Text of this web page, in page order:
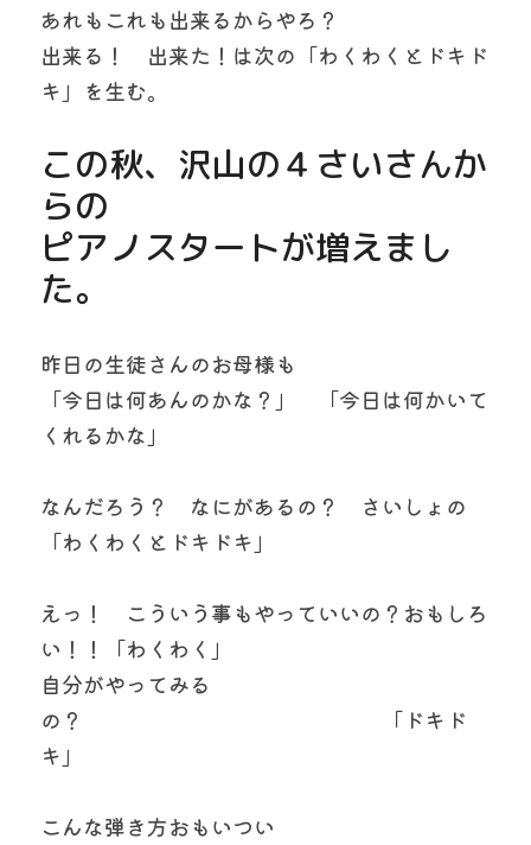
あれもこれも出来るからやろ？
出来る！　出来た！は次の「わくわくとドキド
キ」を生む。
この秋、沢山の４さいさんか
らの
ピアノスタートが増えまし
た。
昨日の生徒さんのお母様も
「今日は何あんのかな？」　「今日は何かいて
くれるかな」
なんだろう？　なにがあるの？　さいしょの
「わくわくとドキドキ」
えっ！　こういう事もやっていいの？おもしろ
い！！「わくわく」
自分がやってみる
の？　　　　　　　　　　　　　　「ドキド
キ」
こんな弾き方おもいつい